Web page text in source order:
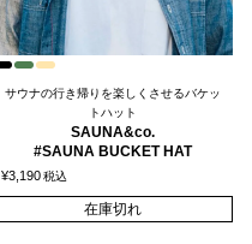
サウナの行き帰りを楽しくさせるバケッ
トハット
SAUNA&co.
#SAUNA BUCKET HAT
¥3,190税込
在庫切れ